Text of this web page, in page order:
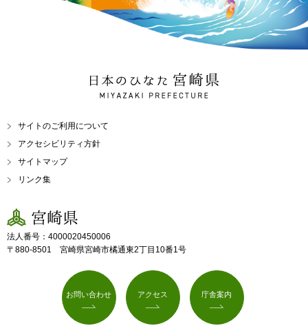
日本のひなた 宮崎県
MIYAZAKI PREFECTURE
サイトのご利用について
アクセシビリティ方針
サイトマップ
リンク集
宮崎県
法人番号：4000020450006
〒880-8501 宮崎県宮崎市橘通東2丁目10番1号
お問い合わせ アクセス 庁舎案内